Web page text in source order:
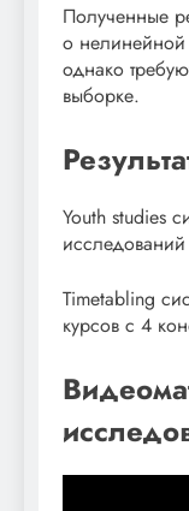
Полученные
о
однако
выборке.
Youth studies
Timetabling
курсов с 4